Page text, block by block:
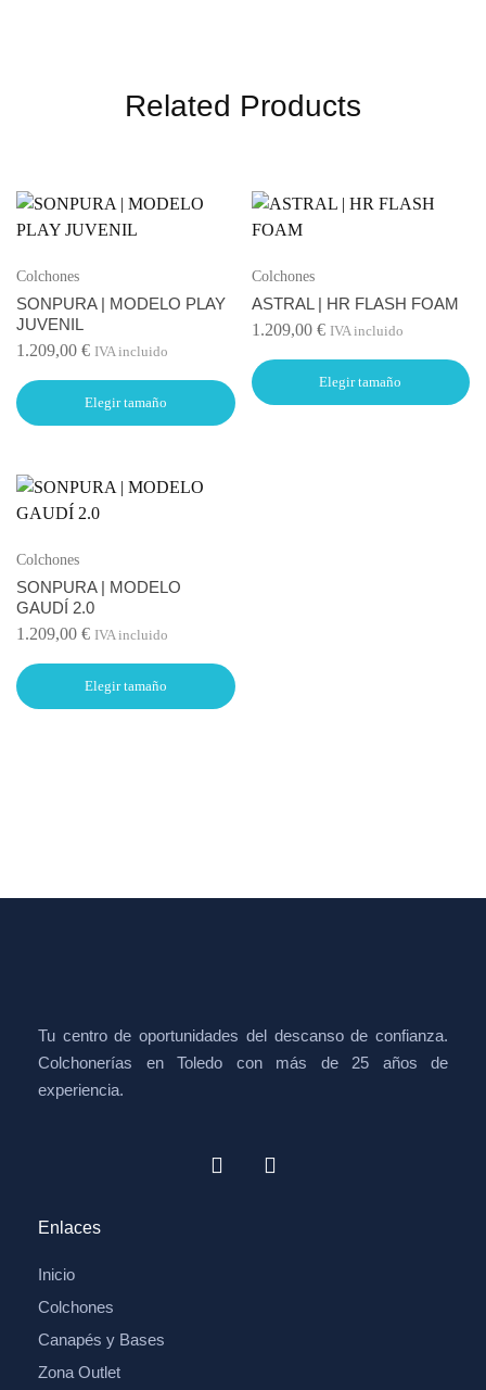
Related Products
Colchones
SONPURA | MODELO PLAY
JUVENIL
1.209,00 € IVA incluido
Elegir tamaño
Colchones
ASTRAL | HR FLASH FOAM
1.209,00 € IVA incluido
Elegir tamaño
Colchones
SONPURA | MODELO
GAUDÍ 2.0
1.209,00 € IVA incluido
Elegir tamaño
Tu centro de oportunidades del descanso de confianza.
Colchonerías en Toledo con más de 25 años de
experiencia.
Enlaces
Inicio
Colchones
Canapés y Bases
Zona Outlet